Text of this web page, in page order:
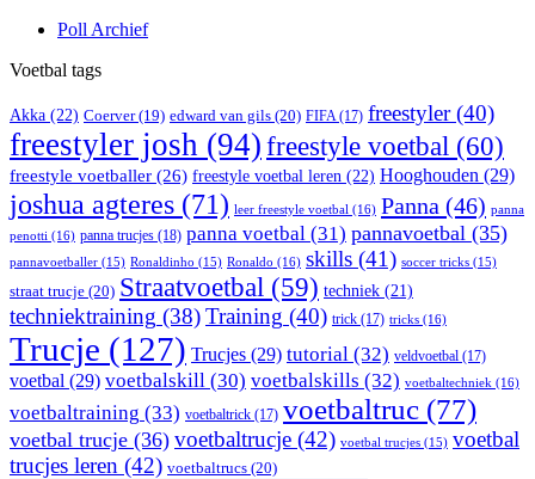
Poll Archief
Voetbal tags
Akka (22) Coerver(19) edward van gils (20) FIFA(17) freestyler(40)
freestyler josh (94) freestyle voetbal (60)
freestyle voetballer (26) freestyle voetbal leren (22) Hooghouden (29)
joshua agteres (71) leer freestyle voetbal (16) Panna (46) panna
penotti (16) panna trucjes (18) panna voetbal (31) pannavoetbal (35)
pannavoetballer (15) Ronaldinho (15) Ronaldo (16) skills (41) soccer tricks (15)
straat trucje (20) Straatvoetbal (59) techniek (21)
techniektraining (38)Training (40) trick (17) tricks (16)
Trucje (127) Trucjes (29) tutorial (32) veldvoetbal (17)
voetbal (29) voetbalskill (30) voetbalskills (32) voetbaltechniek (16)
voetbaltraining (33) voetbaltrick (17) voetbaltruc (77)
voetbal trucje (36) voetbaltrucje (42) voetbal trucjes (15) voetbal
trucjes leren (42) voetbaltrucs (20)